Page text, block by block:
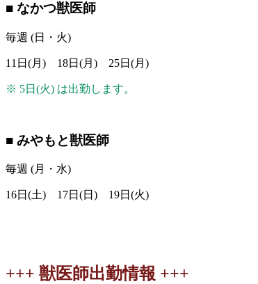
■ なかつ獣医師
毎週 (日・火)
11日(月) 18日(月) 25日(月)
※ 5日(火) は出勤します。
■ みやもと獣医師
毎週 (月・水)
16日(土) 17日(日) 19日(火)
+++ 獣医師出勤情報 +++